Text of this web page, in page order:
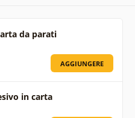
da parati
AGGIUNGERE
in carta